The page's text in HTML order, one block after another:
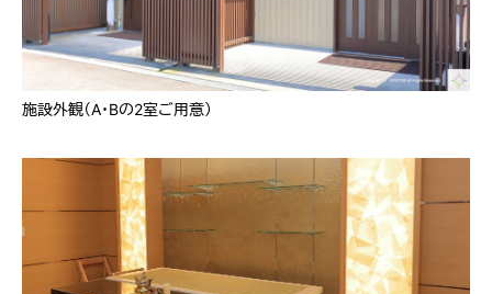
施設外観（A・Bの2室ご用意）